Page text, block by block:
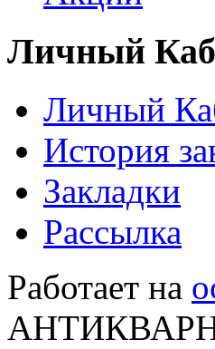
Личный
Личный
История
Закладки
Рассылка
Работает на